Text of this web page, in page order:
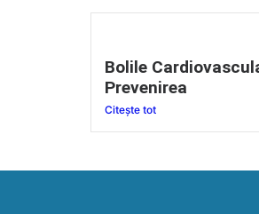
Bolile
Prevenirea
Citește tot